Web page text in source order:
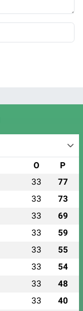
O P
33 77
33 73
33 69
33 59
33 55
33 54
33 48
33 40